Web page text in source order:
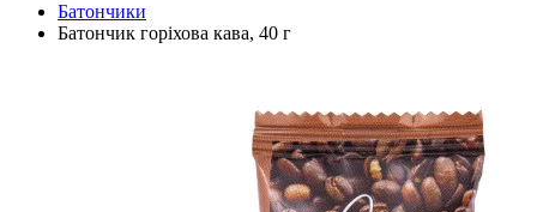
Батончики
Батончик горіхова кава, 40 г